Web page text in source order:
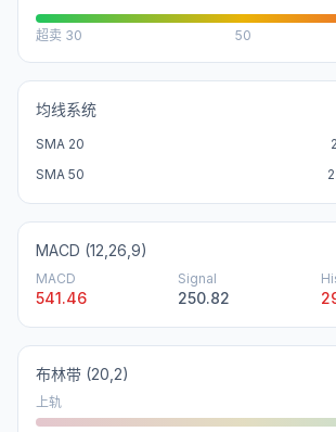
超卖 30 50
均线系统
SMA 20
SMA 50
MACD (12,26,9)
MACD
541.46
Signal
250.82
布林带 (20,2)
上轨